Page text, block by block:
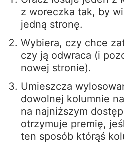
z woreczka tak, by
jedną stronę.
Wybiera, czy chce
czy ją odwraca (i
nowej stronie).
Umieszcza
dowolnej kolumnie
na najniższym
otrzymuje premię,
ten sposób którąś